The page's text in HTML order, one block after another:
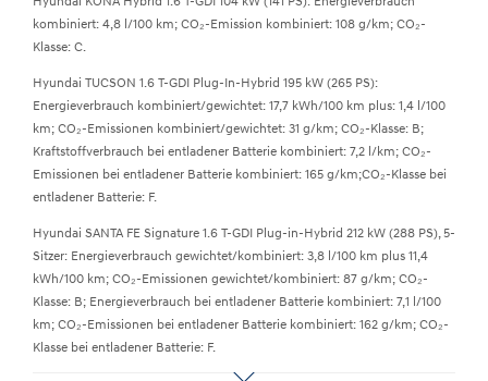
kombiniert: 4,8 l/100 km; CO₂-Emission kombiniert: 108 g/km; CO₂-
Klasse: C.
Hyundai TUCSON 1.6 T-GDI Plug-In-Hybrid 195 kW (265 PS):
Energieverbrauch kombiniert/gewichtet: 17,7 kWh/100 km plus: 1,4 l/100
km; CO₂-Emissionen kombiniert/gewichtet: 31 g/km; CO₂-Klasse: B;
Kraftstoffverbrauch bei entladener Batterie kombiniert: 7,2 l/km; CO₂-
Emissionen bei entladener Batterie kombiniert: 165 g/km;CO₂-Klasse bei
entladener Batterie: F.
Hyundai SANTA FE Signature 1.6 T-GDI Plug-in-Hybrid 212 kW (288 PS), 5-
Sitzer: Energieverbrauch gewichtet/kombiniert: 3,8 l/100 km plus 11,4
kWh/100 km; CO₂-Emissionen gewichtet/kombiniert: 87 g/km; CO₂-
Klasse: B; Energieverbrauch bei entladener Batterie kombiniert: 7,1 l/100
km; CO₂-Emissionen bei entladener Batterie kombiniert: 162 g/km; CO₂-
Klasse bei entladener Batterie: F.